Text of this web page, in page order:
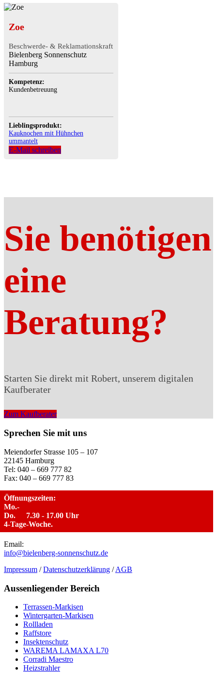
Zoe
Beschwerde- & Reklamationskraft
Bielenberg Sonnenschutz
Hamburg
Kompetenz:
Kundenbetreuung
Lieblingsprodukt:
Kauknochen mit Hühnchen
ummantelt
E-Mail schreiben
Sie benötigen
eine
Beratung?
Starten Sie direkt mit Robert, unserem digitalen
Kaufberater
Zum Kaufberater
Sprechen Sie mit uns
Meiendorfer Strasse 105 – 107
22145 Hamburg
Tel: 040 – 669 777 82
Fax: 040 – 669 777 83
Öffnungszeiten:
Mo.-
Do.
7.30 - 17.00 Uhr
4-Tage-Woche.
Email:
info@bielenberg-sonnenschutz.de
Impressum /Datenschutzerklärung /AGB
Aussenliegender Bereich
Terrassen-Markisen
Wintergarten-Markisen
Rollladen
Raffstore
Insektenschutz
WAREMA LAMAXA L70
Corradi Maestro
Heizstrahler